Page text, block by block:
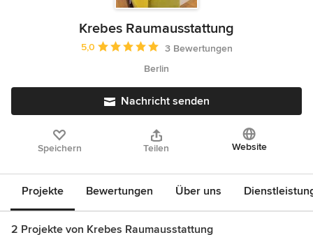
Krebes Raumausstattung
Durchschnittliche Bewertung: 5 von 5 Sternen
5,0
3 Bewertungen
Berlin
Nachricht senden
Speichern Teilen Website
Projekte Bewertungen Über uns
2 Projekte von Krebes Raumausstattung